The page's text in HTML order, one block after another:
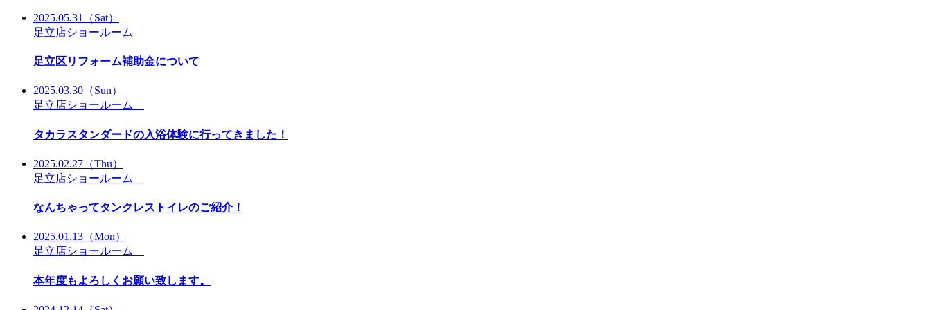
2025.05.31
（Sat）
足立店ショールーム
足立区リフォーム補助金について
2025.03.30 （Sun）
足立店ショールーム
タカラスタンダードの入浴体験に行ってきました！
2025.02.27 （Thu）
足立店ショールーム
なんちゃってタンクレストイレのご紹介！
2025.01.13 （Mon）
足立店ショールーム
本年度もよろしくお願い致します。